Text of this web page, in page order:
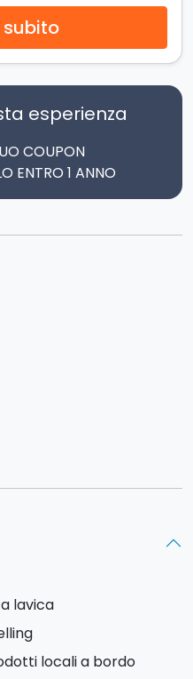
lavica
locali a bordo
subito
esperienza
COUPON
ENTRO 1 ANNO